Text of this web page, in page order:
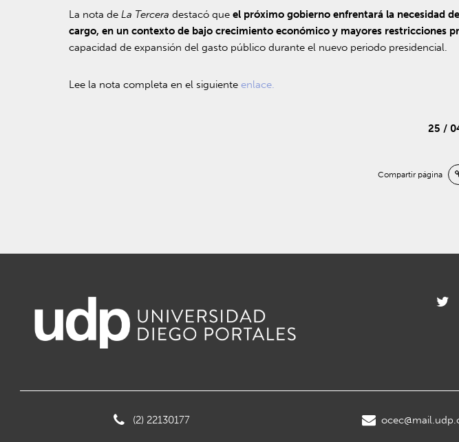
La nota deLa Tercera destacó queel próximo gobierno enfrentará la necesidad
cargo, en un contexto de bajo crecimiento económico y mayores restricciones
capacidad de expansión del gasto público durante el nuevo periodo presidencial.
Lee la nota completa en el siguienteenlace.
25 /
Compartir página
(2) 22130177